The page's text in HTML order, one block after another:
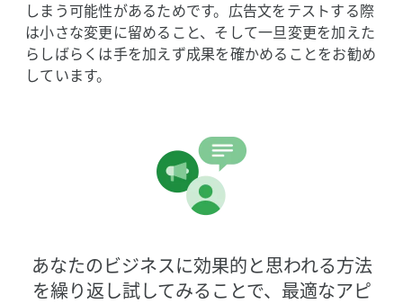
しまう​可能性が​ある​ためです。​広告文を​テストする​際
は​小さな​変更に​留める​こと、​そして​一旦変更を​加えた
らしばらくは​手を​加えず​成果を​確かめる​ことを​お勧め
しています。
あなたの​ビジネスに​効果的と​思われる​方​法
を​繰り返し試してみる​ことで、​最適な​アピ